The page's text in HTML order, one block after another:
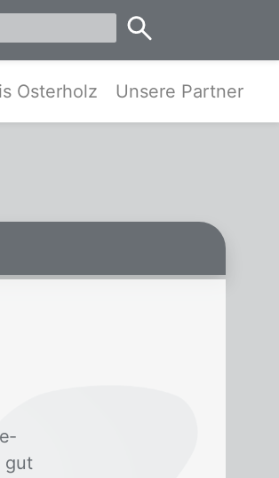
Osterholz Unsere Partner
gut